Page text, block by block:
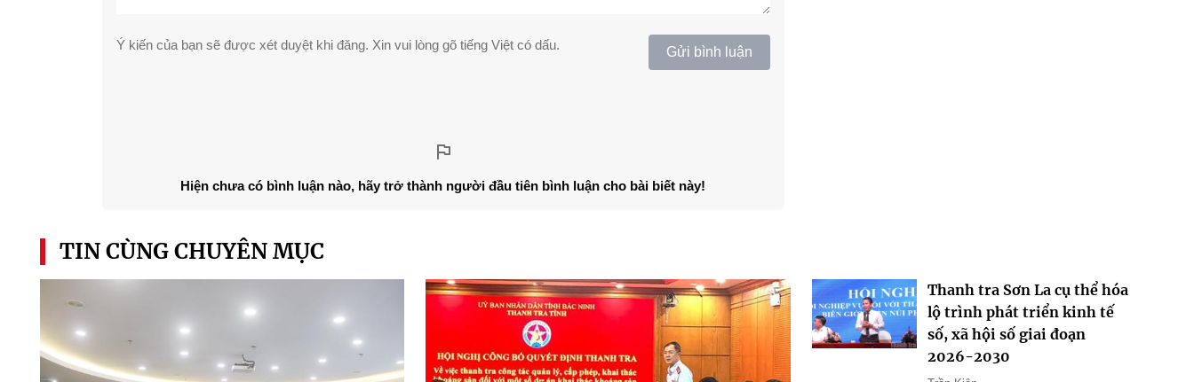
Ý kiến của bạn sẽ được xét duyệt khi đăng. Xin vui lòng gõ tiếng Việt có dấu. Gửi bình luận
Hiện chưa có bình luận nào, hãy trở thành người đầu tiên bình luận cho bài biết này!
TIN CÙNG CHUYÊN MỤC
Thanh tra Sơn La cụ thể hóa
lộ trình phát triển kinh tế
số, xã hội số giai đoạn
2026-2030